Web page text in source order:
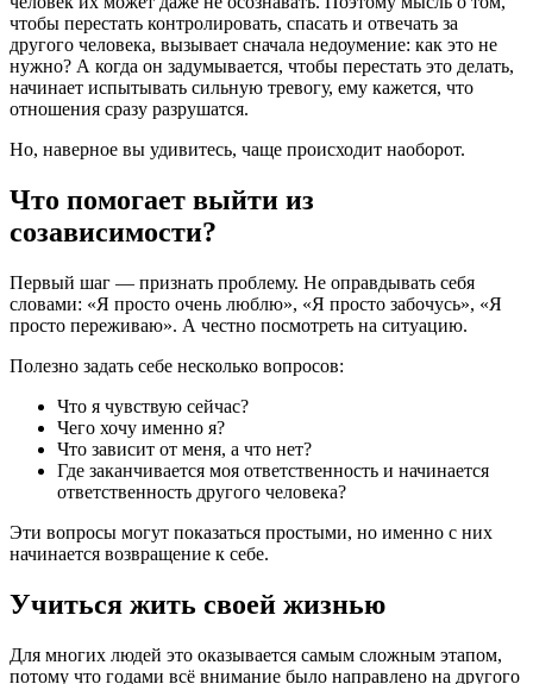
чтобы перестать контролировать, спасать и отвечать за
другого человека, вызывает сначала недоумение: как это не
нужно? А когда он задумывается, чтобы перестать это делать,
начинает испытывать сильную тревогу, ему кажется, что
отношения сразу разрушатся.
Но, наверное вы удивитесь, чаще происходит наоборот.
Что помогает выйти из
созависимости?
Первый шаг — признать проблему. Не оправдывать себя
словами: «Я просто очень люблю», «Я просто забочусь», «Я
просто переживаю». А честно посмотреть на ситуацию.
Полезно задать себе несколько вопросов:
Что я чувствую сейчас?
Чего хочу именно я?
Что зависит от меня, а что нет?
Где заканчивается моя ответственность и начинается
ответственность другого человека?
Эти вопросы могут показаться простыми, но именно с них
начинается возвращение к себе.
Учиться жить своей жизнью
Для многих людей это оказывается самым сложным этапом,
потому что годами всё внимание было направлено на другого